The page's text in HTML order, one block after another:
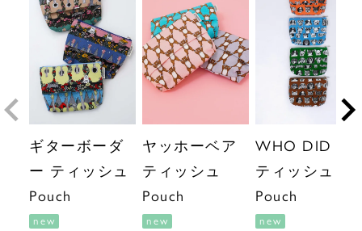
ギターボーダ
ー ティッシュ
Pouch
new
ヤッホーベア
ティッシュ
Pouch
new
WHO DID IT?
ティッシュ
Pouch
new